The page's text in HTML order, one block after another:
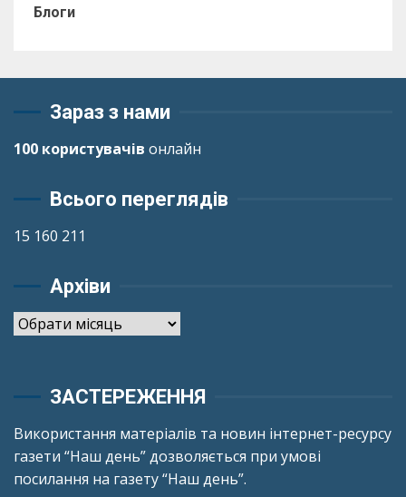
Блоги
Зараз з нами
100 користувачів онлайн
Всього переглядів
15 160 211
Архіви
Архіви
ЗАСТЕРЕЖЕННЯ
Використання матеріалів та новин інтернет-ресурсу
газети “Наш день” дозволяється при умові
посилання на газету “Наш день”.